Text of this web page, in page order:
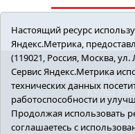
ПОЛИТИКА
КУЛЬТУРА
16+ © 2018
Новости
Настоящий ресурс
Яндекс.Метрика,
(119021, Россия, Москва,
Сервис Яндекс.Метрика
технических данных
работоспособности и
Продолжая использовать
соглашаетесь с